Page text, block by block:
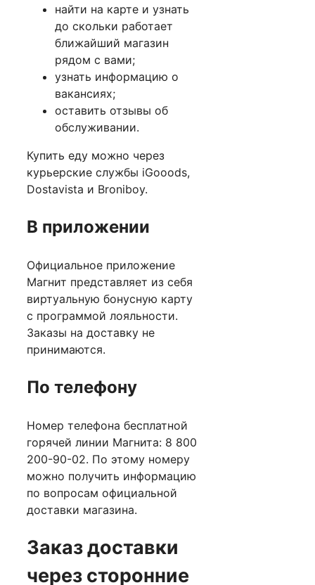
найти на карте и узнать
до скольки работает
ближайший магазин
рядом с вами;
узнать информацию о
вакансиях;
оставить отзывы об
обслуживании.
Купить еду можно через
курьерские службы iGooods,
Dostavista и Broniboy.
В приложении
Официальное приложение
Магнит представляет из себя
виртуальную бонусную карту
с программой лояльности.
Заказы на доставку не
принимаются.
По телефону
Номер телефона бесплатной
горячей линии Магнита: 8 800
200-90-02. По этому номеру
можно получить информацию
по вопросам официальной
доставки магазина.
Заказ доставки
через сторонние